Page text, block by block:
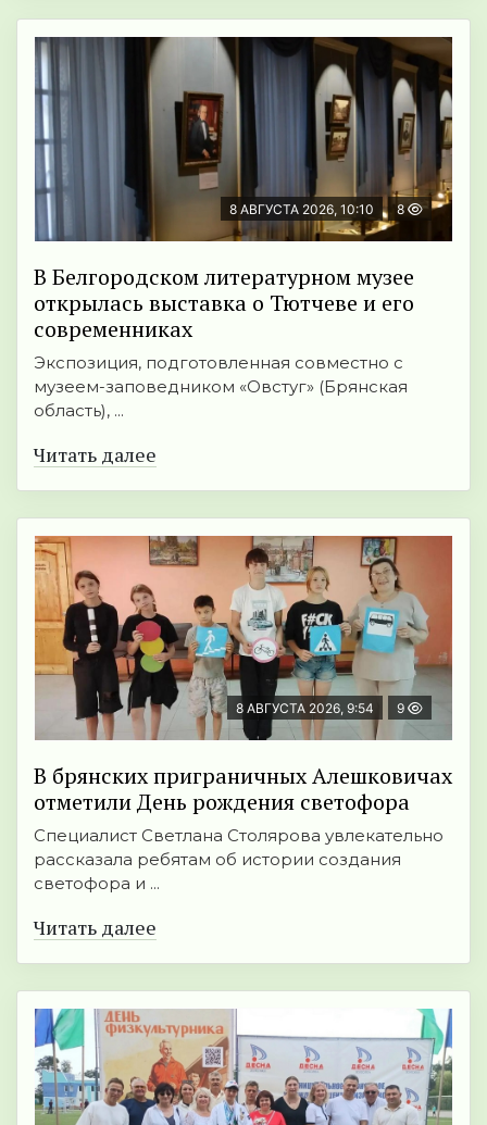
8 АВГУСТА 2026, 10:10 8
В Белгородском литературном музее
открылась выставка о Тютчеве и его
современниках
Экспозиция, подготовленная совместно с
музеем-заповедником «Овстуг» (Брянская
область), ...
Читать далее
8 АВГУСТА 2026, 9:54 9
В брянских приграничных Алешковичах
отметили День рождения светофора
Специалист Светлана Столярова увлекательно
рассказала ребятам об истории создания
светофора и ...
Читать далее